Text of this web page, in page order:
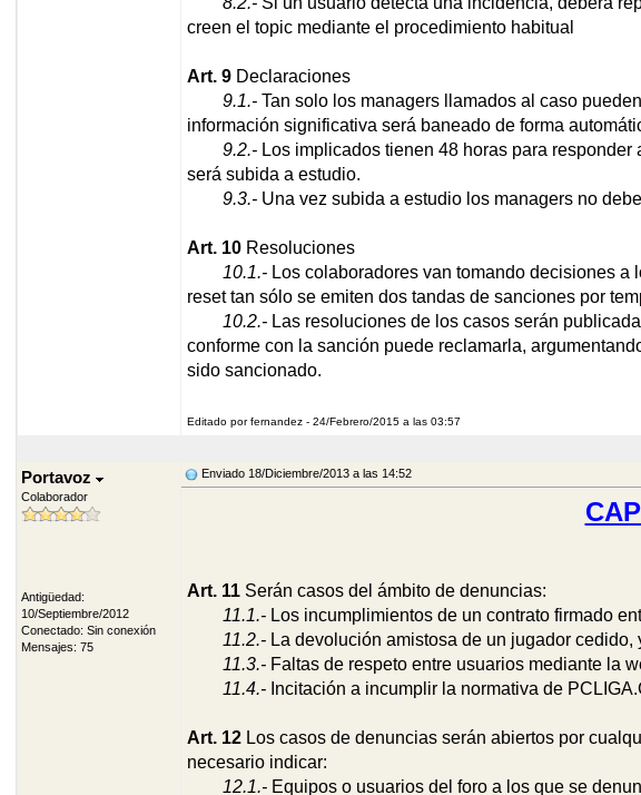
creen el topic mediante el procedimiento habitual
Art. 9Declaraciones
9.1.-Tan solo los managers llamados al caso
información significativa será baneado de forma
9.2.-Los implicados tienen 48 horas para responder
será subida a estudio.
9.3.- Una vez subida a estudio los managers no
Art. 10Resoluciones
10.1.-Los colaboradores van tomando decisiones a
reset tan sólo se emiten dos tandas de sanciones por
10.2.-Las resoluciones de los casos serán
conforme con la sanción puede reclamarla,
sido sancionado.
Editado por fernandez - 24/Febrero/2015 a las 03:57
Portavoz
Colaborador
Antigüedad:
10/Septiembre/2012
Conectado: Sin conexión
Mensajes: 75
Enviado 18/Diciembre/2013 a las 14:52
Art. 11Serán casos del ámbito de denuncias:
11.1.-Los incumplimientos de un contrato firmado
11.2.-La devolución amistosa de un jugador cedido,
11.3.-Faltas de respeto entre usuarios mediante la
11.4.-Incitación a incumplir la normativa de
Art. 12Los casos de denuncias serán abiertos por
necesario indicar:
12.1.-Equipos o usuarios del foro a los que se